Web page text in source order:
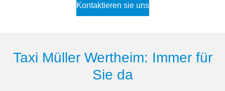
Kontaktieren sie uns
Taxi Müller Wertheim: Immer für
Sie da